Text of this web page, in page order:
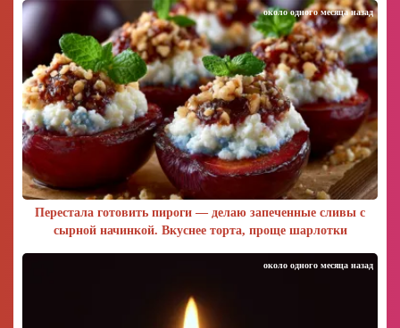
Перестала готовить пироги — делаю запеченные сливы с
сырной начинкой. Вкуснее торта, проще шарлотки
около одного месяца назад
около одного месяца назад